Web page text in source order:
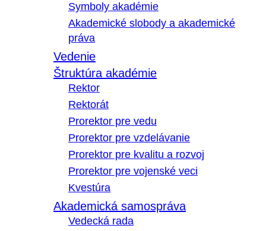
Symboly akadémie
Akademické slobody a akademické
práva
Vedenie
Štruktúra akadémie
Rektor
Rektorát
Prorektor pre vedu
Prorektor pre vzdelávanie
Prorektor pre kvalitu a rozvoj
Prorektor pre vojenské veci
Kvestúra
Akademická samospráva
Vedecká rada